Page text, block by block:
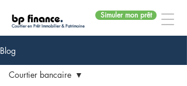
bp finance.
Courtier en Prêt Immobilier & Patrimoine
Simuler mon prêt
Blog
Courtier bancaire